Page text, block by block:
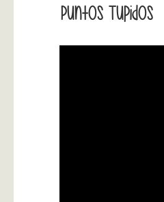
Puntos Tupidos